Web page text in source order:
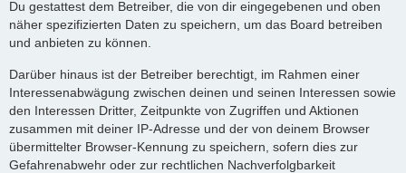
Du gestattest dem Betreiber, die von dir eingegebenen und oben
näher spezifizierten Daten zu speichern, um das Board betreiben
und anbieten zu können.
Darüber hinaus ist der Betreiber berechtigt, im Rahmen einer
Interessenabwägung zwischen deinen und seinen Interessen sowie
den Interessen Dritter, Zeitpunkte von Zugriffen und Aktionen
zusammen mit deiner IP-Adresse und der von deinem Browser
übermittelter Browser-Kennung zu speichern, sofern dies zur
Gefahrenabwehr oder zur rechtlichen Nachverfolgbarkeit